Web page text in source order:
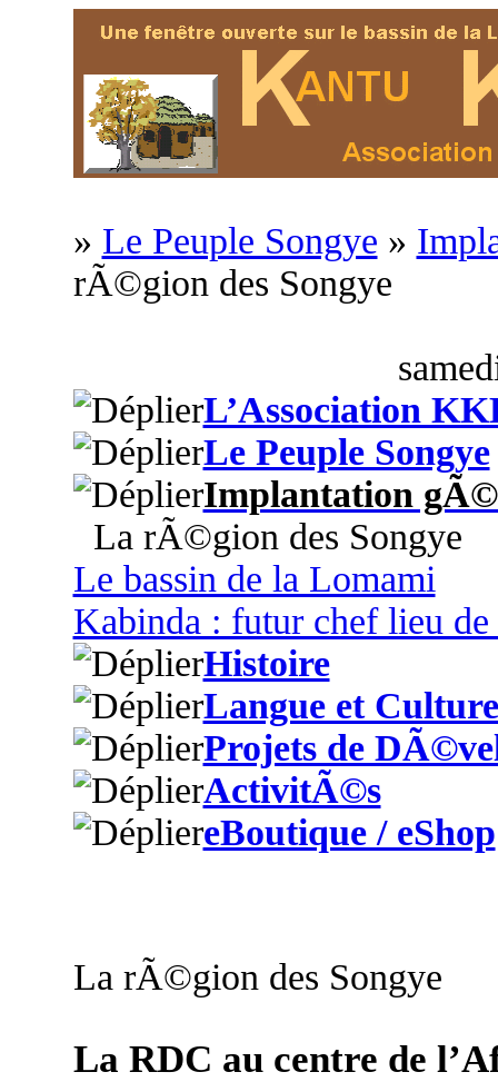
» Le Peuple Songye »
rÃ©gion des Songye
L’Association
Le Peuple Songye
Implantation
La rÃ©gion des Songye
Le bassin de la Lomami
Kabinda : futur chef lieu
Histoire
Langue et Culture
Projets de
ActivitÃ©s
eBoutique / eShop
La rÃ©gion des Songye
La RDC au centre de